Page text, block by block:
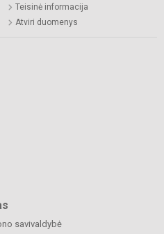
Teisinė informacija
Atviri duomenys
savivaldybė